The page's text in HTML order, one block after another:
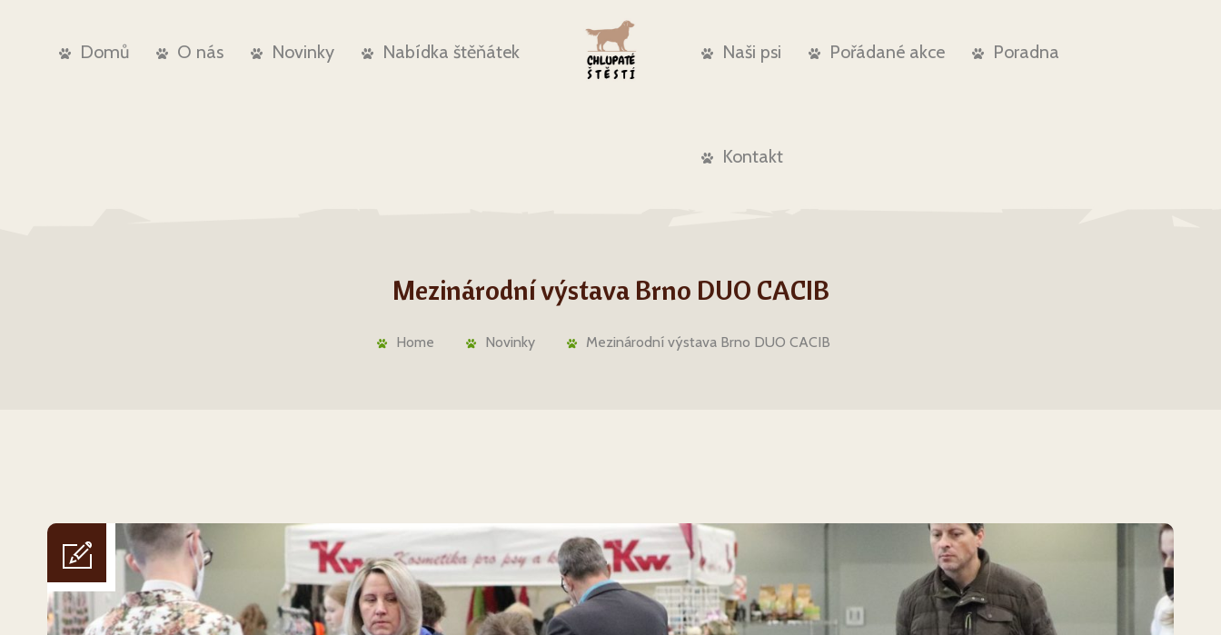
Domů O nás Novinky Nabídka štěňátek Naši psi Pořádané akce Poradna
Kontakt
Mezinárodní výstava Brno DUO CACIB
Home Novinky Mezinárodní výstava Brno DUO CACIB